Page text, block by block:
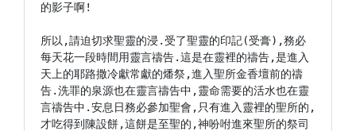
的影子啊!
所以,請迫切求聖靈的浸.受了聖靈的印記(受膏),務必
每天花一段時間用靈言禱告.這是在靈裡的禱告,是進入
天上的耶路撒冷獻常獻的燔祭,進入聖所金香壇前的禱
告.洗罪的泉源也在靈言禱告中,靈命需要的活水也在靈
言禱告中.安息日務必參加聖會,只有進入靈裡的聖所的,
才吃得到陳設餅,這餅是至聖的,神吩咐進來聖所的祭司